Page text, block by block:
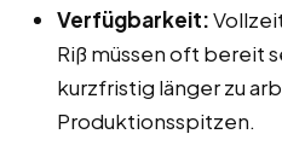
Verfügbarkeit:
Riß müssen oft bereit
kurzfristig länger zu
Produktionsspitzen.